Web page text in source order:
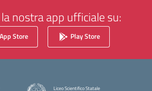
nostra app ufficiale su:
App Store Play Store
Liceo Scientifico Statale